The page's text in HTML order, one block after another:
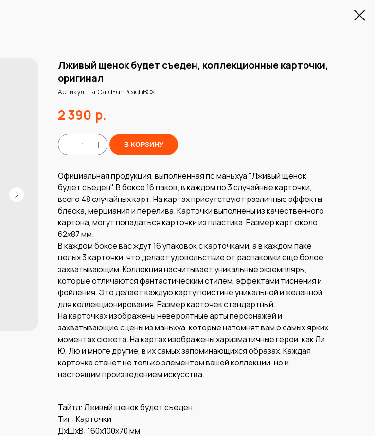
Лживый щенок будет съеден, коллекционные карточки,
оригинал
Артикул: LiarCardFunPeachBOX
2 390 р.
В КОРЗИНУ
Официальная продукция, выполненная по маньхуа "Лживый щенок
будет съеден". В боксе 16 паков, в каждом по 3 случайные карточки,
всего 48 случайных карт. На картах присутствуют различные эффекты
блеска, мерциания и перелива. Карточки выполнены из качественного
картона, могут попадаться карточки из пластика. Размер карт около
62х87 мм.
В каждом боксе вас ждут 16 упаковок с карточками, а в каждом паке
целых 3 карточки, что делает удовольствие от распаковки еще более
захватывающим. Коллекция насчитывает уникальные экземпляры,
которые отличаются фантастическим стилем, эффектами тиснения и
фойления. Это делает каждую карту поистине уникальной и желанной
для коллекционирования. Размер карточек стандартный.
На карточках изображены невероятные арты персонажей и
захватывающие сцены из маньхуа, которые напомнят вам о самых ярких
моментах сюжета. На картах изображены харизматичные герои, как Ли
Ю, Лю и многе другие, в их самых запоминающихся образах. Каждая
карточка станет не только элементом вашей коллекции, но и
настоящим произведением искусства.
Тайтл: Лживый щенок будет съеден
Тип: Карточки
ДxШxВ: 160x100x70 мм